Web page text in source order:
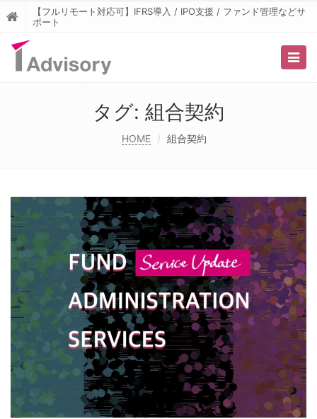
【フルリモート対応可】IFRS導入 / IPO支援 / ファンド管理などサ
ポート
タグ: 組合契約
HOME 組合契約